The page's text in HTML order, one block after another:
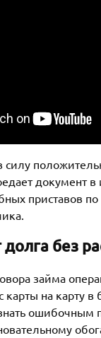
силу
документ в
приставов по
без
займа
карты на карту в
ошибочным